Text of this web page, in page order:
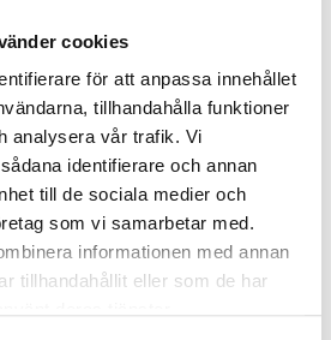
cookies
för att anpassa innehållet
tillhandahålla funktioner
analysera vår trafik. Vi
identifierare och annan
till de sociala medier och
som vi samarbetar med.
informationen med annan
tillhandahållit eller som de har
Fröet - Arbetsbok
Miriam Svartborn
125 kr